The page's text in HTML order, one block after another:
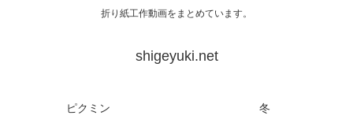
折り紙工作動画をまとめています。
shigeyuki.net
ピクミン 冬